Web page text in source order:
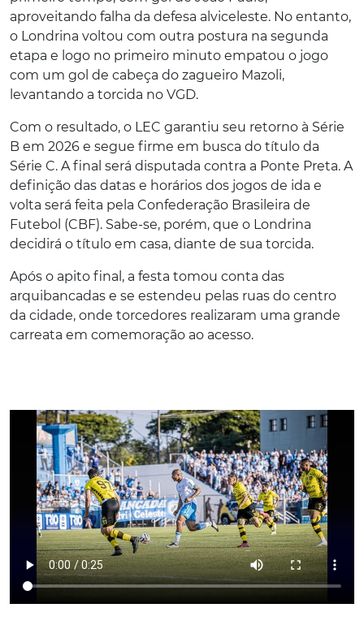
aproveitando falha da defesa alviceleste. No entanto,
o Londrina voltou com outra postura na segunda
etapa e logo no primeiro minuto empatou o jogo
com um gol de cabeça do zagueiro Mazoli,
levantando a torcida no VGD.
Com o resultado, o LEC garantiu seu retorno à Série
B em 2026 e segue firme em busca do título da
Série C. A final será disputada contra a Ponte Preta. A
definição das datas e horários dos jogos de ida e
volta será feita pela Confederação Brasileira de
Futebol (CBF). Sabe-se, porém, que o Londrina
decidirá o título em casa, diante de sua torcida.
Após o apito final, a festa tomou conta das
arquibancadas e se estendeu pelas ruas do centro
da cidade, onde torcedores realizaram uma grande
carreata em comemoração ao acesso.